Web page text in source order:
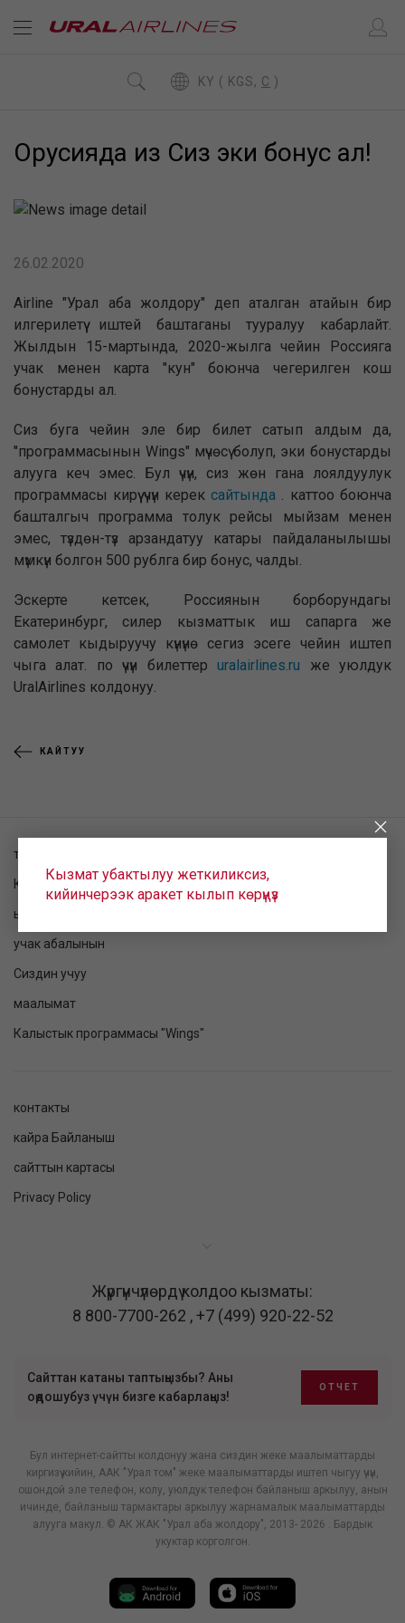
KY ( KGS, C )
Орусияда из Сиз эки бонус ал!
26.02.2020
Airline "Урал аба жолдору" деп аталган атайын бир
илгерилетүү иштей баштаганы тууралуу кабарлайт.
Жылдын 15-мартында, 2020-жылга чейин Россияга
учак менен карта "кун" боюнча чегерилген кош
бонустарды ал.
Сиз буга чейин эле бир билет сатып алдым да,
"программасынын Wings" мүчөсү болуп, эки бонустарды
алууга кеч эмес. Бул үчүн, сиз жөн гана лоялдуулук
программасы кирүү үчүн керексайтында . каттоо боюнча
башталгыч программа толук рейсы мыйзам менен
эмес, түздөн-түз арзандатуу катары пайдаланылышы
мүмкүн болгон 500 рублга бир бонус, чалды.
Эскерте кетсек, Россиянын борборундагы
Екатеринбург, силер кызматтык иш сапарга же
самолет кыдыруучу күнүнө сегиз эсеге чейин иштеп
чыга алат. по үчүн билеттерuralairlines.ru же уюлдук
UralAirlines колдонуу.
КАЙТУУ
Кызмат убактылуу жеткиликсиз,
кийинчерээк аракет кылып көрүңүз
токтому текшерилет
Катталуу
ырааттама
учак абалынын
Сиздин учуу
маалымат
Калыстык программасы "Wings"
контакты
кайра Байланыш
сайттын картасы
Privacy Policy
Жүргүнчүлөрдү колдоо кызматы:
8 800-7700-262 ,+7 (499) 920-22-52
Сайттан катаны таптыңызбы? Аны
оңдошубуз үчүн бизге кабарлаңыз!
ОТЧЕТ
Бул интернет-сайтты колдонуу жана сиздин жеке маалыматтарды
киргизүү кийин, ААК "Урал том" жеке маалыматтарды иштеп чыгуу үчүн,
ошондой эле телефон, колу, уюлдук телефон байланыш аркылуу, анын
ичинде, байланыш тармактары аркылуу жарнамалык маалыматтарды
алууга макул. © АК ЖАК "Урал аба жолдору", 2013- 2026 . Бардык
укуктар корголгон.